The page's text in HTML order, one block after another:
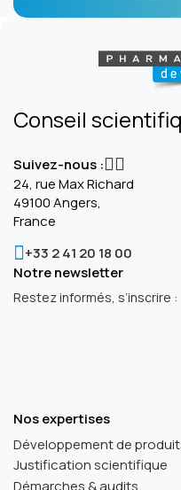
Conseil
Suivez-nous :
24, rue Max Richard
49100 Angers,
France
+33 2 41 20 18 00
Notre newsletter
Restez informés, s’inscrire :
Nos expertises
Développement de
Justification scientifique
Démarches & audits